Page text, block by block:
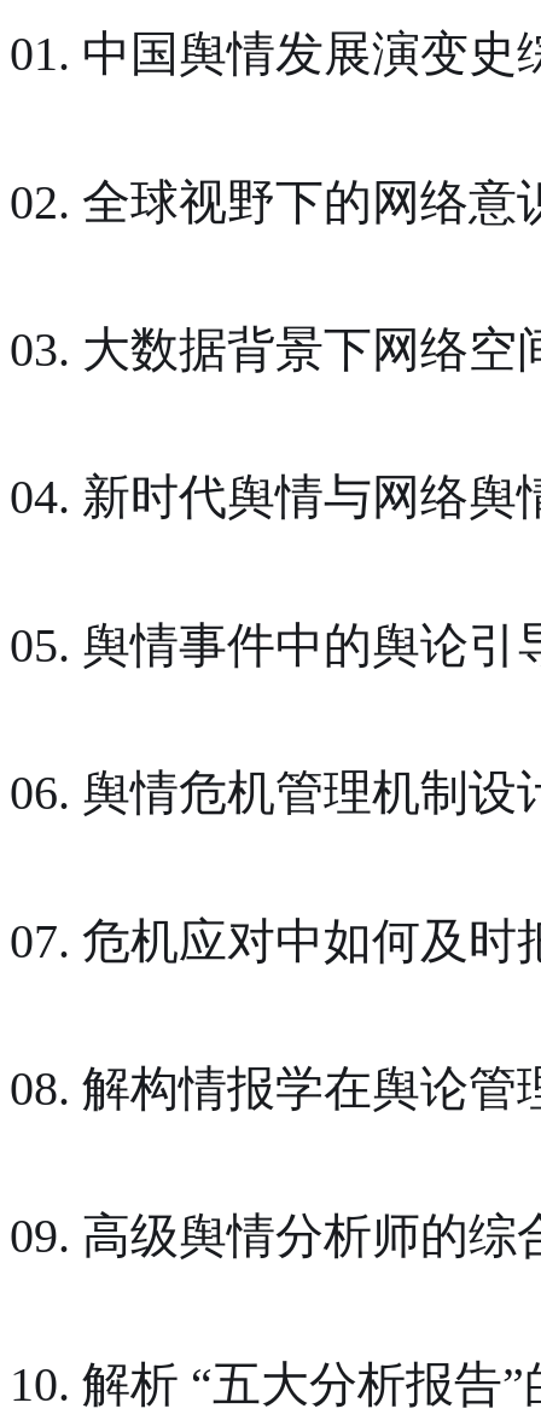
01. 中国舆情发展演变史
02. 全球视野下的网络意
03. 大数据背景下网络
04. 新时代舆情与网络舆
05. 舆情事件中的舆论引
06. 舆情危机管理机制设
07. 危机应对中如何及
08. 解构情报学在舆论管
09. 高级舆情分析师的综
10. 解析 “五大分析报告